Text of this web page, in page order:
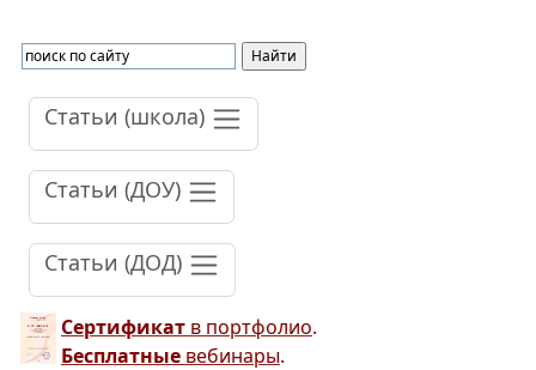
Статьи (школа)
Статьи (ДОУ)
Статьи (ДОД)
Сертификат в портфолио.
Бесплатные вебинары.